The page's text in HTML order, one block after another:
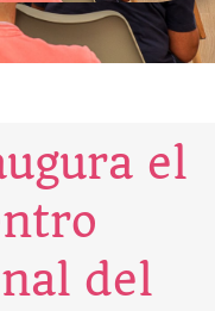
el
del